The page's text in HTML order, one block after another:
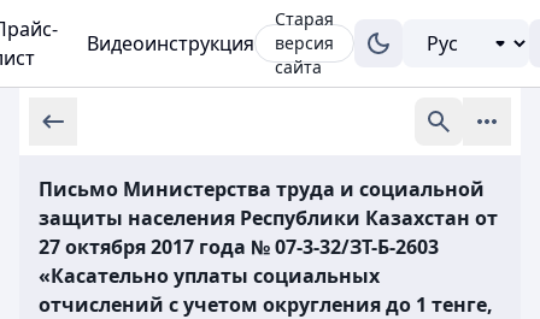
Видеоинструкция
Старая
версия
сайта
Письмо Министерства труда и социальной
защиты населения Республики Казахстан от
27 октября 2017 года № 07-3-32/ЗТ-Б-2603
«Касательно уплаты социальных
отчислений с учетом округления до 1 тенге,